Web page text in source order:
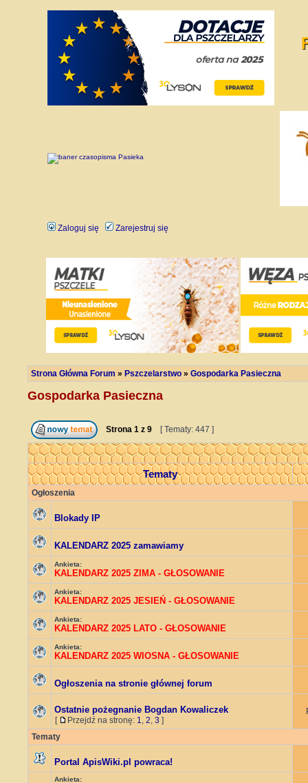
Zaloguj się Zarejestruj się
Strona Główna Forum » Pszczelarstwo » Gospodarka Pasieczna
Gospodarka Pasieczna
Strona 1 z 9 [ Tematy: 447 ]
Tematy
Ogłoszenia
Blokady IP
KALENDARZ 2025 zamawiamy
Ankieta:
KALENDARZ 2025 ZIMA - GŁOSOWANIE
Ankieta:
KALENDARZ 2025 JESIEŃ - GŁOSOWANIE
Ankieta:
KALENDARZ 2025 LATO - GŁOSOWANIE
Ankieta:
KALENDARZ 2025 WIOSNA - GŁOSOWANIE
Ogłoszenia na stronie głównej forum
Ostatnie pożegnanie Bogdan Kowaliczek
[ Przejdź na stronę: 1, 2, 3 ]
Tematy
Portal ApisWiki.pl powraca!
Ankieta: